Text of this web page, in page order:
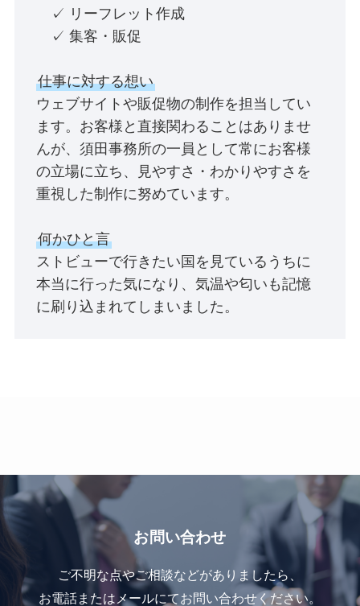
✓ リーフレット作成
✓ 集客・販促
仕事に対する想い
ウェブサイトや販促物の制作を担当してい
ます。お客様と直接関わることはありませ
んが、須田事務所の一員として常にお客様
の立場に立ち、見やすさ・わかりやすさを
重視した制作に努めています。
何かひと言
ストビューで行きたい国を見ているうちに
本当に行った気になり、気温や匂いも記憶
に刷り込まれてしまいました。
お問い合わせ
ご不明な点やご相談などがありましたら、
お電話またはメールにてお問い合わせください。